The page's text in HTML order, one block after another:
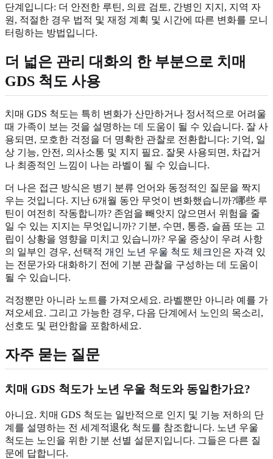
단계입니다: 더 안전한 루틴, 의료 검토, 간병인 지지, 지역 자
원, 적절한 경우 법적 및 재정 계획 및 시간에 따른 변화를 모니
터링하는 방법입니다.
더 넓은 관리 대화의 한 부분으로 치매
GDS 척도 사용
치매 GDS 척도는 특히 변화가 산만하거나 정서적으로 어려울
때 가족이 보는 것을 설명하는 데 도움이 될 수 있습니다. 잘 사
용되면, 모호한 걱정을 더 명확한 관찰로 전환합니다: 기억, 일
상 기능, 안전, 의사소통 및 지지 필요. 잘못 사용되면, 차갑거
나 최종적인 느낌이 나는 라벨이 될 수 있습니다.
더 나은 접근 방식은 병기 분류 언어와 동정적인 질문을 짝지
우는 것입니다. 지난 6개월 동안 무엇이 변화했습니까?哪些 루
틴이 여전히 작동합니까? 존엄을 빼앗지 않으면서 위험을 줄
일 수 있는 지지는 무엇입니까? 기분, 수면, 통증, 슬픔 또는 고
립이 상황을 영향을 미치고 있습니까? 우울 증상이 우려 사항
의 일부인 경우, 선택적 개인 노년 우울 척도 체크인은 자격 있
는 전문가와 대화하기 전에 기분 관찰을 구성하는 데 도움이
될 수 있습니다.
걱정뿐만 아니라 노트를 가져오세요. 라벨뿐만 아니라 예를 가
져오세요. 그리고 가능한 경우, 다음 단계에서 노인의 목소리,
선호도 및 편안함을 포함하세요.
자주 묻는 질문
치매 GDS 척도가 노년 우울 척도와 동일한가요?
아니요. 치매 GDS 척도는 일반적으로 인지 및 기능 저하의 단
계를 설명하는 전 세계적退化 척도를 참조합니다. 노년 우울
척도는 노인을 위한 기분 선별 설문지입니다. 그들은 다른 질
문에 답합니다.